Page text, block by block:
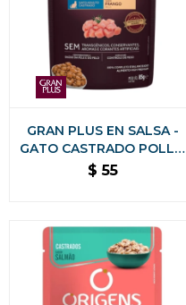
GRAN PLUS EN SALSA -
GATO CASTRADO POLLO
85 GR
$ 55